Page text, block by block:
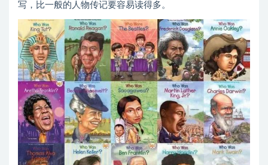
写，比一般的人物传记要容易读得多。